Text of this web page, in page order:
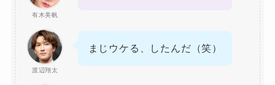
有木美帆
渡辺翔太
まじウケる、したんだ（笑）